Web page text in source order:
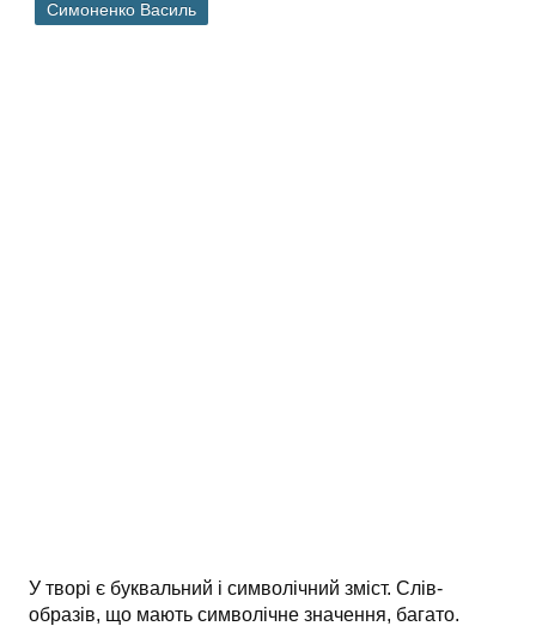
Симоненко Василь
У творі є буквальний і символічний зміст. Слів-
образів, що мають символічне значення, багато.